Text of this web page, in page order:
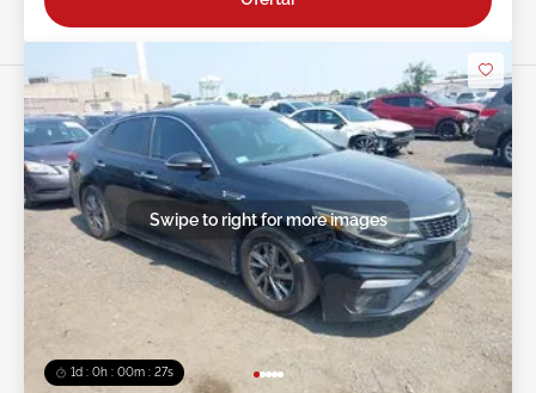
1d : 0h : 00m : 24s
Swipe to right for more images